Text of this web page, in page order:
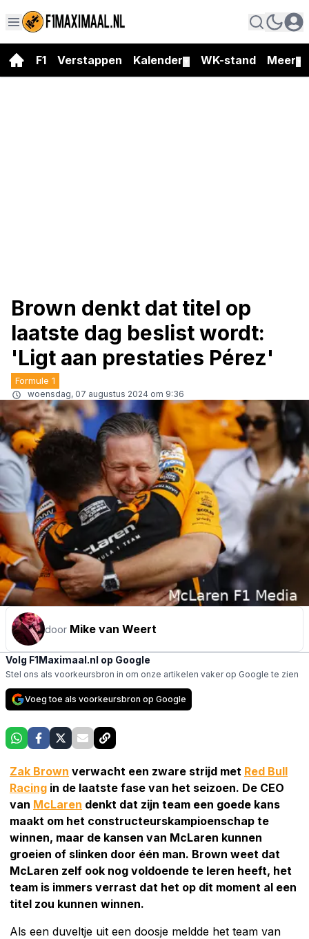
F1 Verstappen Kalender WK-stand Meer
Brown denkt dat titel op
laatste dag beslist wordt:
'Ligt aan prestaties Pérez'
Formule 1
woensdag, 07 augustus 2024 om 9:36
door Mike van Weert
Volg F1Maximaal.nl op Google
Stel ons als voorkeursbron in om onze artikelen vaker op Google te zien
Voeg toe als voorkeursbron op Google
Zak Brown verwacht een zware strijd met Red Bull
Racing in de laatste fase van het seizoen. De CEO
van McLaren denkt dat zijn team een goede kans
maakt om het constructeurskampioenschap te
winnen, maar de kansen van McLaren kunnen
groeien of slinken door één man. Brown weet dat
McLaren zelf ook nog voldoende te leren heeft, het
team is immers verrast dat het op dit moment al een
titel zou kunnen winnen.
Als een duveltje uit een doosje meldde het team van